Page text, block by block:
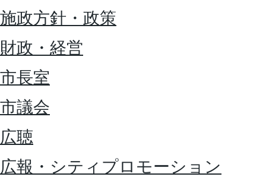
施政方針・政策
財政・経営
市長室
市議会
広聴
広報・シティプロモーション